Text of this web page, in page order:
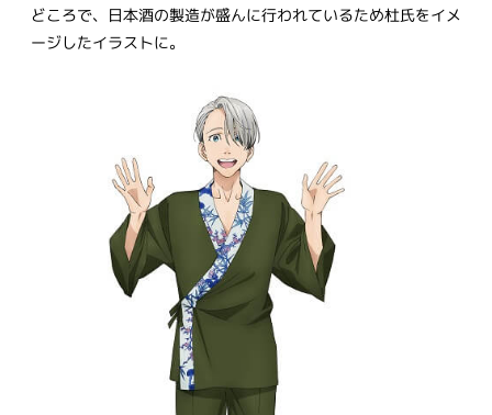
どころで、日本酒の製造が盛んに行われているため杜氏をイメ
ージしたイラストに。